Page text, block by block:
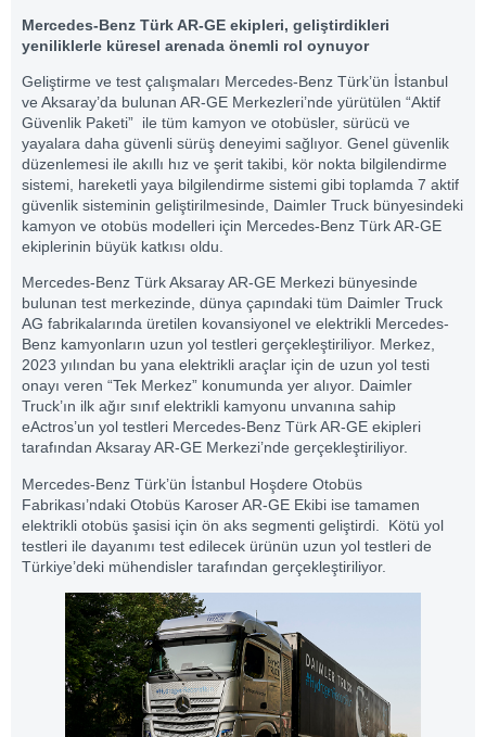
Mercedes-Benz Türk AR-GE ekipleri, geliştirdikleri
yeniliklerle küresel arenada önemli rol oynuyor
Geliştirme ve test çalışmaları Mercedes-Benz Türk’ün İstanbul
ve Aksaray’da bulunan AR-GE Merkezleri’nde yürütülen “Aktif
Güvenlik Paketi” ile tüm kamyon ve otobüsler, sürücü ve
yayalara daha güvenli sürüş deneyimi sağlıyor. Genel güvenlik
düzenlemesi ile akıllı hız ve şerit takibi, kör nokta bilgilendirme
sistemi, hareketli yaya bilgilendirme sistemi gibi toplamda 7 aktif
güvenlik sisteminin geliştirilmesinde, Daimler Truck bünyesindeki
kamyon ve otobüs modelleri için Mercedes-Benz Türk AR-GE
ekiplerinin büyük katkısı oldu.
Mercedes-Benz Türk Aksaray AR-GE Merkezi bünyesinde
bulunan test merkezinde, dünya çapındaki tüm Daimler Truck
AG fabrikalarında üretilen kovansiyonel ve elektrikli Mercedes-
Benz kamyonların uzun yol testleri gerçekleştiriliyor. Merkez,
2023 yılından bu yana elektrikli araçlar için de uzun yol testi
onayı veren “Tek Merkez” konumunda yer alıyor. Daimler
Truck’ın ilk ağır sınıf elektrikli kamyonu unvanına sahip
eActros’un yol testleri Mercedes-Benz Türk AR-GE ekipleri
tarafından Aksaray AR-GE Merkezi’nde gerçekleştiriliyor.
Mercedes-Benz Türk’ün İstanbul Hoşdere Otobüs
Fabrikası’ndaki Otobüs Karoser AR-GE Ekibi ise tamamen
elektrikli otobüs şasisi için ön aks segmenti geliştirdi. Kötü yol
testleri ile dayanımı test edilecek ürünün uzun yol testleri de
Türkiye’deki mühendisler tarafından gerçekleştiriliyor.